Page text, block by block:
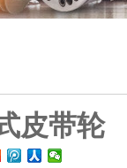
皮带轮